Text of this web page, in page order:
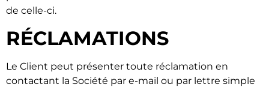
de celle-ci.
RÉCLAMATIONS
Le Client peut présenter toute réclamation en
contactant la Société par e-mail ou par lettre simple